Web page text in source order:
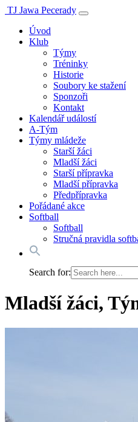
TJ Jawa Pecerady
Úvod
Klub
Týmy
Tréninky
Historie
Soubory ke stažení
Sponzoři
Kontakt
Kalendář událostí
A-Tým
Týmy mládeže
Starší žáci
Mladší žáci
Starší přípravka
Mladší přípravka
Předpřípravka
Pořádané akce
Softball
Softball
Stručná pravidla
Search for:
Mladší žáci,